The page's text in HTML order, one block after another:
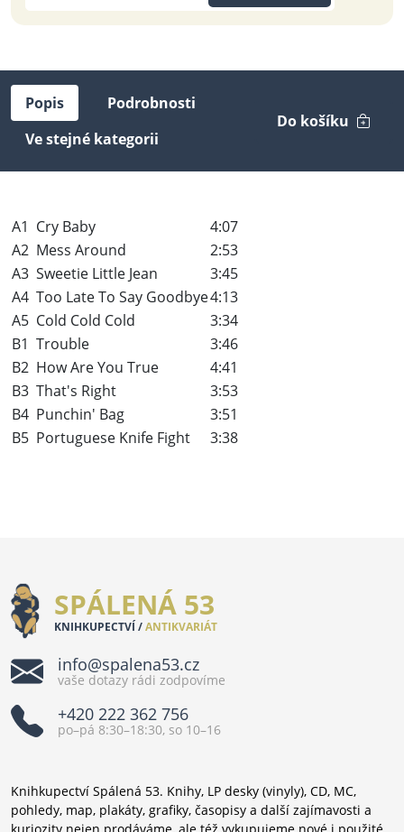
Popis
Podrobnosti
Ve stejné kategorii
Do košíku
A1 Cry Baby
4:07
A2 Mess Around
2:53
A3 Sweetie Little Jean
3:45
A4 Too Late To Say Goodbye4:13
A5 Cold Cold Cold
3:34
B1 Trouble
3:46
B2 How Are You True
4:41
B3 That's Right
3:53
B4 Punchin' Bag
3:51
B5 Portuguese Knife Fight 3:38
SPÁLENÁ 53
KNIHKUPECTVÍ /ANTIKVARIÁT
info@spalena53.cz
vaše dotazy rádi zodpovíme
+420 222 362 756
po–pá 8:30–18:30, so 10–16
Knihkupectví Spálená 53. Knihy, LP desky (vinyly), CD, MC,
pohledy, map, plakáty, grafiky, časopisy a další zajímavosti a